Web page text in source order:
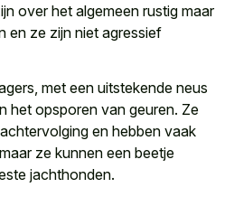
over het algemeen rustig maar
en ze zijn niet agressief
met een uitstekende neus
het opsporen van geuren. Ze
en hebben vaak
ze kunnen een beetje
jachthonden.